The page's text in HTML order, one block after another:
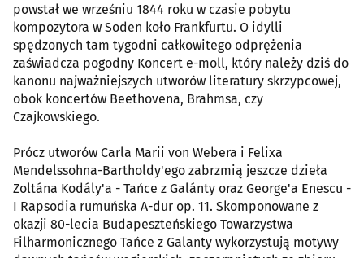
powstał we wrześniu 1844 roku w czasie pobytu
kompozytora w Soden koło Frankfurtu. O idylli
spędzonych tam tygodni całkowitego odprężenia
zaświadcza pogodny Koncert e-moll, który należy dziś do
kanonu najważniejszych utworów literatury skrzypcowej,
obok koncertów Beethovena, Brahmsa, czy
Czajkowskiego.
Prócz utworów Carla Marii von Webera i Felixa
Mendelssohna-Bartholdy'ego zabrzmią jeszcze dzieła
Zoltána Kodály'a - Tańce z Galánty oraz George'a Enescu -
I Rapsodia rumuńska A-dur op. 11. Skomponowane z
okazji 80-lecia Budapeszteńskiego Towarzystwa
Filharmonicznego Tańce z Galanty wykorzystują motywy